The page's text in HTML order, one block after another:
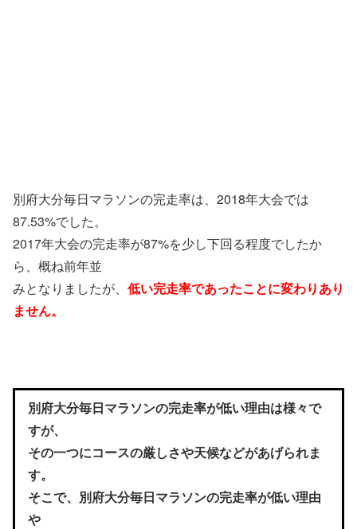
別府大分毎日マラソンの完走率は、2018年大会では
87.53%でした。
2017年大会の完走率が87%を少し下回る程度でしたか
ら、概ね前年並
みとなりましたが、 低い完走率であったことに変わりあり
ません。
別府大分毎日マラソンの完走率が低い理由は様々で
すが、
その一つにコースの厳しさや天候などがあげられま
す。
そこで、別府大分毎日マラソンの完走率が低い理由
や